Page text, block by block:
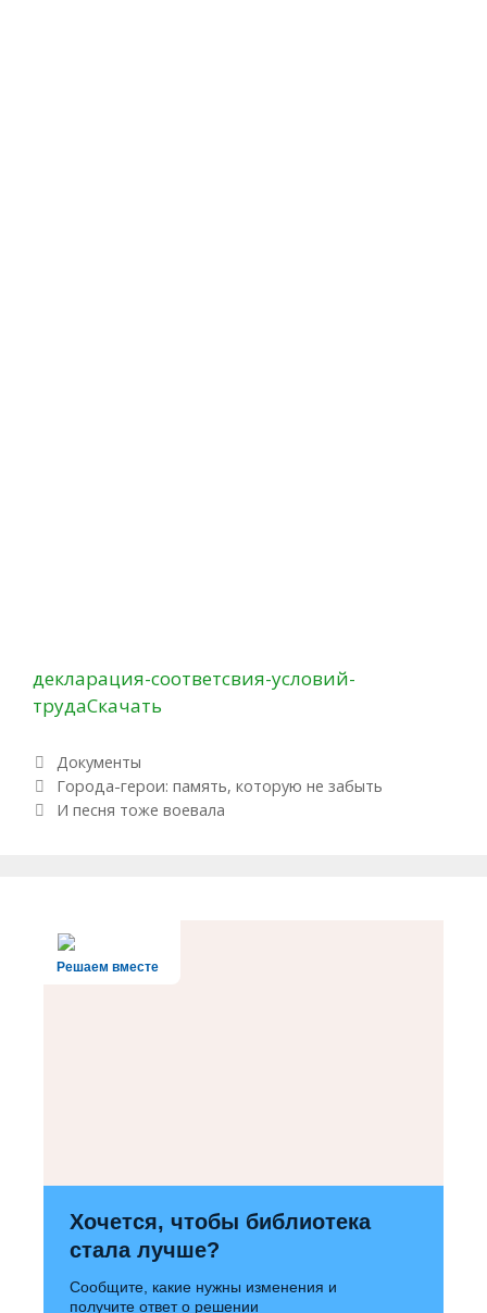
декларация-соответсвия-условий-
трудаСкачать
Рубрики
Документы
Навигация по записям
Города-герои: память, которую не забыть
И песня тоже воевала
Решаем вместе
Хочется, чтобы библиотека
стала лучше?
Сообщите, какие нужны изменения и
получите ответ о решении